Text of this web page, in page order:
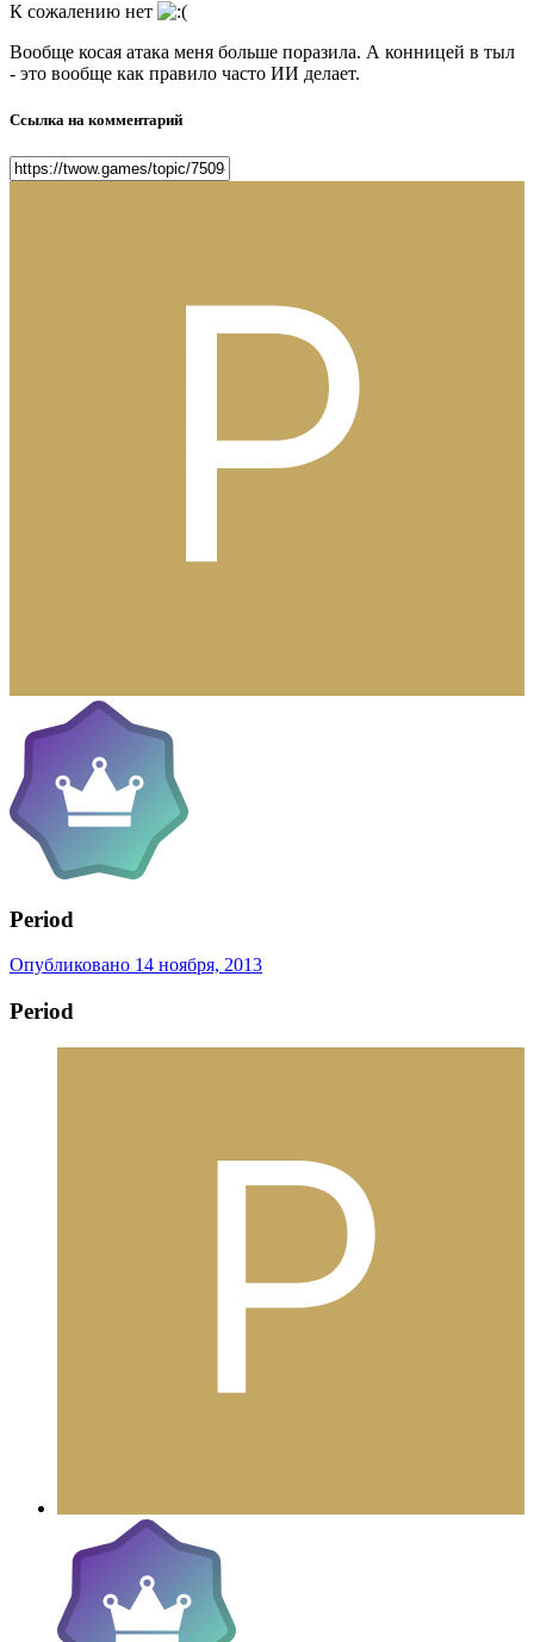
К сожалению нет
Вообще косая атака меня больше поразила. А конницей в тыл
- это вообще как правило часто ИИ делает.
Ссылка на комментарий
Period
Опубликовано 14 ноября, 2013
Period